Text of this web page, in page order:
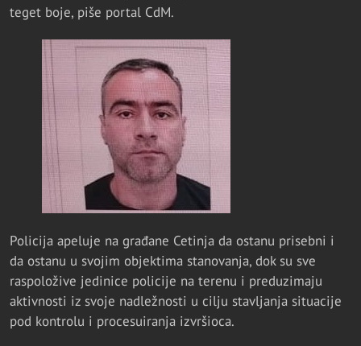
teget boje, piše portal CdM.
Policija apeluje na građane Cetinja da ostanu prisebni i
da ostanu u svojim objektima stanovanja, dok su sve
raspoložive jedinice policije na terenu i preduzimaju
aktivnosti iz svoje nadležnosti u cilju stavljanja situacije
pod kontrolu i procesuiranja izvršioca.